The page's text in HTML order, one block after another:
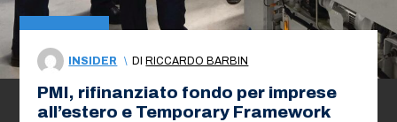
INSIDER \ DI RICCARDO BARBIN
PMI, rifinanziato fondo per imprese
all’estero e Temporary Framework